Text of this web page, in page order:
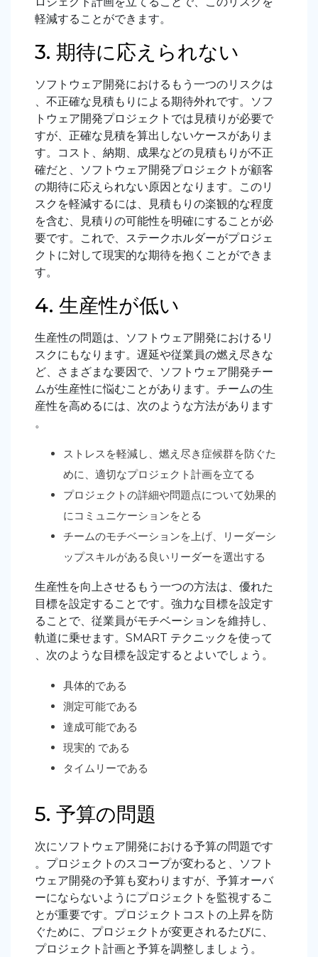
軽減することができます。
3. 期待に応えられない
ソフトウェア開発におけるもう一つのリスクは
、不正確な見積もりによる期待外れです。ソフ
トウェア開発プロジェクトでは見積りが必要で
すが、正確な見積を算出しないケースがありま
す。コスト、納期、成果などの見積もりが不正
確だと、ソフトウェア開発プロジェクトが顧客
の期待に応えられない原因となります。このリ
スクを軽減するには、見積もりの楽観的な程度
を含む、見積りの可能性を明確にすることが必
要です。これで、ステークホルダーがプロジェ
クトに対して現実的な期待を抱くことができま
す。
4. 生産性が低い
生産性の問題は、ソフトウェア開発におけるリ
スクにもなります。遅延や従業員の燃え尽きな
ど、さまざまな要因で、ソフトウェア開発チー
ムが生産性に悩むことがあります。チームの生
産性を高めるには、次のような方法があります
。
ストレスを軽減し、燃え尽き症候群を防ぐた
めに、適切なプロジェクト計画を立てる
プロジェクトの詳細や問題点について効果的
にコミュニケーションをとる
チームのモチベーションを上げ、リーダーシ
ップスキルがある良いリーダーを選出する
生産性を向上させるもう一つの方法は、優れた
目標を設定することです。強力な目標を設定す
ることで、従業員がモチベーションを維持し、
軌道に乗せます。 SMART テクニックを使って
、次のような目標を設定するとよいでしょう。
具体的である
測定可能である
達成可能である
現実的 である
タイムリーである
5. 予算の問題
次にソフトウェア開発における予算の問題です
。プロジェクトのスコープが変わると、ソフト
ウェア開発の予算も変わりますが、予算オーバ
ーにならないようにプロジェクトを監視するこ
とが重要です。プロジェクトコストの上昇を防
ぐために、プロジェクトが変更されるたびに、
プロジェクト計画と予算を調整しましょう。